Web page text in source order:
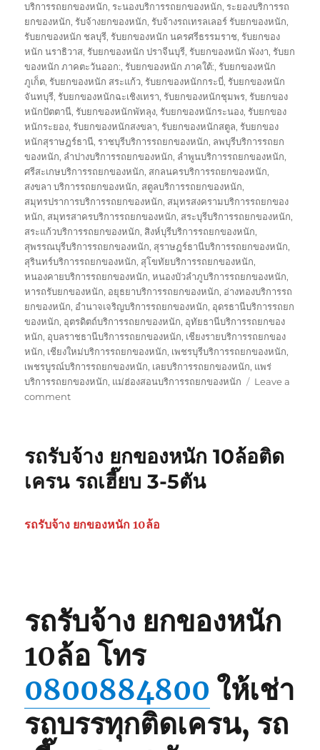
บริการรถยกของหนัก,ระนองบริการรถยกของหนัก,ระยองบริการรถ
ยกของหนัก,รับจ้างยกของหนัก,รับจ้างรถเทรลเลอร์ รับยกของหนัก,
รับยกของหนัก ชลบุรี,รับยกของหนัก นครศรีธรรมราช,รับยกของ
หนัก นราธิวาส,รับยกของหนัก ปราจีนบุรี,รับยกของหนัก พังงา,รับยก
ของหนัก ภาคตะวันออก:,รับยกของหนัก ภาคใต้:,รับยกของหนัก
ภูเก็ต,รับยกของหนัก สระแก้ว,รับยกของหนักกระบี่,รับยกของหนัก
จันทบุรี,รับยกของหนักฉะเชิงเทรา,รับยกของหนักชุมพร,รับยกของ
หนักปัตตานี,รับยกของหนักพัทลุง,รับยกของหนักระนอง,รับยกของ
หนักระยอง,รับยกของหนักสงขลา,รับยกของหนักสตูล,รับยกของ
หนักสุราษฎร์ธานี,ราชบุรีบริการรถยกของหนัก, ลพบุรีบริการรถยก
ของหนัก, ลำปางบริการรถยกของหนัก, ลำพูนบริการรถยกของหนัก,
ศรีสะเกษบริการรถยกของหนัก, สกลนครบริการรถยกของหนัก,
สงขลา บริการรถยกของหนัก, สตูลบริการรถยกของหนัก,
สมุทรปราการบริการรถยกของหนัก, สมุทรสงครามบริการรถยกของ
หนัก, สมุทรสาครบริการรถยกของหนัก, สระบุรีบริการรถยกของหนัก,
สระแก้วบริการรถยกของหนัก, สิงห์บุรีบริการรถยกของหนัก,
สุพรรณบุรีบริการรถยกของหนัก, สุราษฎร์ธานีบริการรถยกของหนัก,
สุรินทร์บริการรถยกของหนัก, สุโขทัยบริการรถยกของหนัก,
หนองคายบริการรถยกของหนัก,หนองบัวลำภูบริการรถยกของหนัก,
หารถรับยกของหนัก, อยุธยาบริการรถยกของหนัก, อ่างทองบริการรถ
ยกของหนัก, อำนาจเจริญบริการรถยกของหนัก, อุดรธานีบริการรถยก
ของหนัก, อุตรดิตถ์บริการรถยกของหนัก, อุทัยธานีบริการรถยกของ
หนัก, อุบลราชธานีบริการรถยกของหนัก, เชียงรายบริการรถยกของ
หนัก, เชียงใหม่บริการรถยกของหนัก, เพชรบุรีบริการรถยกของหนัก,
เพชรบูรณ์บริการรถยกของหนัก, เลยบริการรถยกของหนัก, แพร่
บริการรถยกของหนัก, แม่ฮ่องสอนบริการรถยกของหนัก
Leave a
commenton
ของ
10ล้อ
เครน
0825566214,
080062848
รถรับจ้าง ยกของหนัก 10ล้อติด
เครน รถเฮี๊ยบ 3-5ตัน
รถรับจ้าง ยกของหนัก 10ล้อ
รถรับจ้าง ยกของหนัก
10ล้อ โทร
0800884800 ให้เช่า
รถบรรทุกติดเครน, รถ